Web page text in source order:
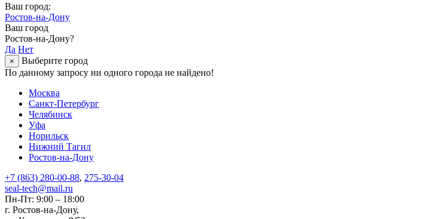
Ваш город:
Ростов-на-Дону
Ваш город
Ростов-на-Дону?
Да Нет
×
Выберите город
По данному запросу ни одного города не найдено!
Москва
Санкт-Петербург
Челябинск
Уфа
Норильск
Нижний Тагил
Ростов-на-Дону
+7 (863) 280-00-88, 275-30-04
seal-tech@mail.ru
Пн-Пт: 9:00 – 18:00
г. Ростов-на-Дону,